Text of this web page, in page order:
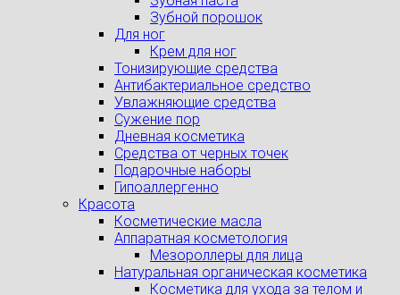
Зубной порошок
Для ног
Крем для ног
Тонизирующие средства
Антибактериальное средство
Увлажняющие средства
Сужение пор
Дневная косметика
Средства от черных точек
Подарочные наборы
Гипоаллергенно
Красота
Косметические масла
Аппаратная косметология
Мезороллеры для лица
Натуральная органическая косметика
Косметика для ухода за телом и